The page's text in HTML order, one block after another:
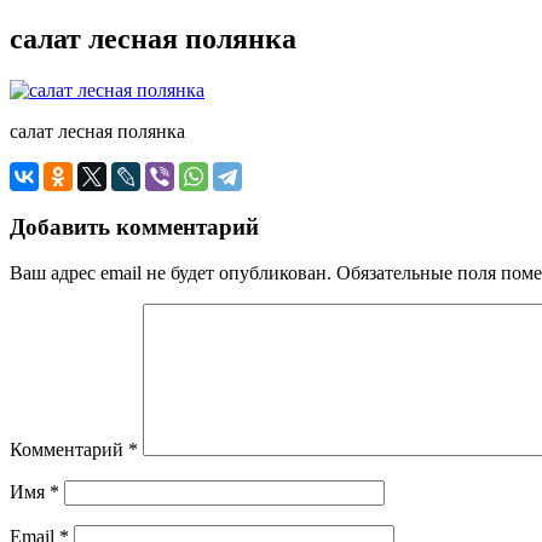
салат лесная полянка
салат лесная полянка
Добавить комментарий
Ваш адрес email не будет опубликован. Обязательные поля
Комментарий *
Имя *
Email *